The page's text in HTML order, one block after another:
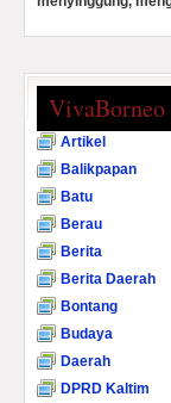
VivaBorneo
Artikel
Balikpapan
Batu
Berau
Berita
Berita Daerah
Bontang
Budaya
Daerah
DPRD Kaltim